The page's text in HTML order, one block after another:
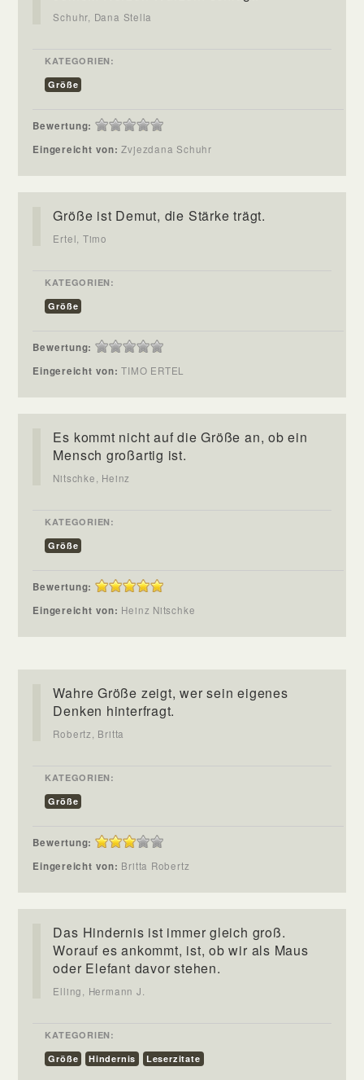
Schuhr, Dana Stella
KATEGORIEN:
Größe
Bewertung:
Eingereicht von:Zvjezdana Schuhr
Größe ist Demut, die Stärke trägt.
Ertel, Timo
KATEGORIEN:
Größe
Bewertung:
Eingereicht von:TIMO ERTEL
Es kommt nicht auf die Größe an, ob ein
Mensch großartig ist.
Nitschke, Heinz
KATEGORIEN:
Größe
Bewertung:
Eingereicht von: Heinz Nitschke
Wahre Größe zeigt, wer sein eigenes
Denken hinterfragt.
Robertz, Britta
KATEGORIEN:
Größe
Bewertung:
Eingereicht von: Britta Robertz
Das Hindernis ist immer gleich groß.
Worauf es ankommt, ist, ob wir als Maus
oder Elefant davor stehen.
Elling, Hermann J.
KATEGORIEN:
Größe
Hindernis Leserzitate